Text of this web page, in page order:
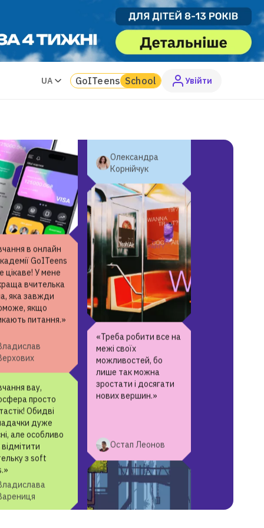
UA GoITeens School Увiйти
але особливо
відмітити
з soft
Владислава
в онлайн
GoITeens
цікаве! У мене
вчителька
яка завжди
якщо
вау,
просто
Обидві
дуже
але особливо
з soft
«У GoITeens навчання
дуже збалансоване,
теорії і закріплюють
матеріал великим
Олександра
Корнійчук
«Треба робити все на
межі своїх
можливостей, бо
лише так можна
зростати і досягати
нових вершин.»